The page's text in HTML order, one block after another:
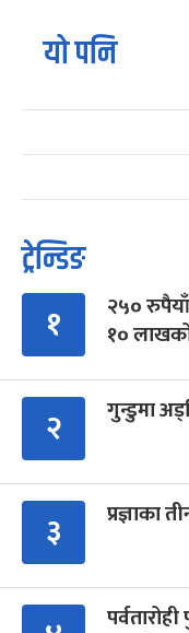
यो पनि
ट्रेन्डिङ
१
२५०
१०
२ गुन्डुमा
३ प्रज्ञाका